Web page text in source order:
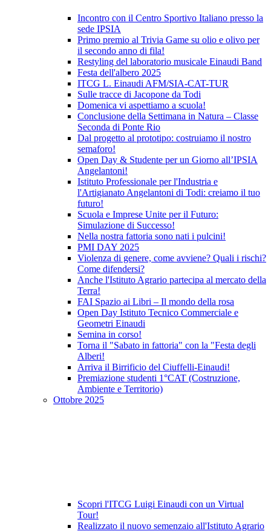
Incontro con il Centro Sportivo Italiano presso la
sede IPSIA
Primo premio al Trivia Game su olio e olivo per
il secondo anno di fila!
Restyling del laboratorio musicale Einaudi Band
Festa dell'albero 2025
ITCG L. Einaudi AFM/SIA-CAT-TUR
Sulle tracce di Jacopone da Todi
Domenica vi aspettiamo a scuola!
Conclusione della Settimana in Natura – Classe
Seconda di Ponte Rio
Dal progetto al prototipo: costruiamo il nostro
semaforo!
Open Day & Studente per un Giorno all’IPSIA
Angelantoni!
Istituto Professionale per l'Industria e
l'Artigianato Angelantoni di Todi: creiamo il tuo
futuro!
Scuola e Imprese Unite per il Futuro:
Simulazione di Successo!
Nella nostra fattoria sono nati i pulcini!
PMI DAY 2025
Violenza di genere, come avviene? Quali i rischi?
Come difendersi?
Anche l'Istituto Agrario partecipa al mercato della
Terra!
FAI Spazio ai Libri – Il mondo della rosa
Open Day Istituto Tecnico Commerciale e
Geometri Einaudi
Semina in corso!
Torna il "Sabato in fattoria" con la "Festa degli
Alberi!
Arriva il Birrificio del Ciuffelli-Einaudi!
Premiazione studenti 1°CAT (Costruzione,
Ambiente e Territorio)
Ottobre 2025
Scopri l'ITCG Luigi Einaudi con un Virtual
Tour!
Realizzato il nuovo semenzaio all'Istituto Agrario